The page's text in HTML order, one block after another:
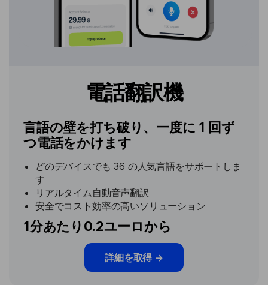
電話翻訳機
言語の壁を打ち破り、一度に 1 回ず
つ電話をかけます
どのデバイスでも 36 の人気言語をサポートしま
す
リアルタイム自動音声翻訳
安全でコスト効率の高いソリューション
1分あたり0.2ユーロから
詳細を取得 →